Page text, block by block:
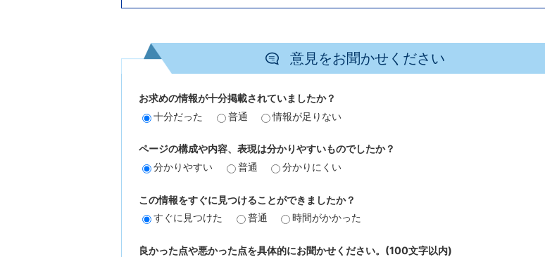
意見をお聞かせください
お求めの情報が十分掲載されていましたか？
十分だった
普通 情報が足りない
ページの構成や内容、表現は分かりやすいものでしたか？
分かりやすい
普通 分かりにくい
この情報をすぐに見つけることができましたか？
すぐに見つけた
普通 時間がかかった
良かった点や悪かった点を具体的にお聞かせください。(100文字以内)